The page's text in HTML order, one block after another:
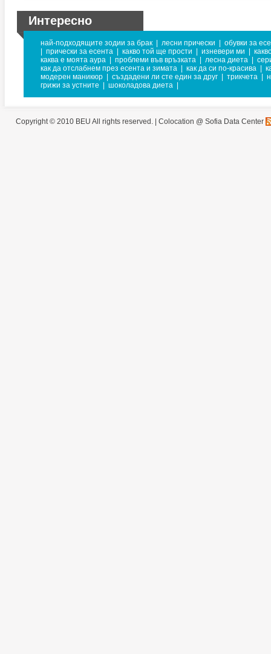
Интересно
най-подходящите зодии за брак лесни прически
обувки за
прически за есента какво той ще прости изневери ми
каква е моята аура
проблеми във връзката лесна диета
как да отслабнем през есента и зимата
как да си по-красива
модерен маникюр
създадени ли сте един за друг трикчета
грижи за устните
шоколадова диета
Copyright © 2010 BEU All rights reserved. | Colocation @ Sofia Data Center